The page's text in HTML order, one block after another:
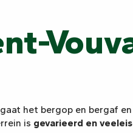
het bergop en bergaf
is gevarieerd en